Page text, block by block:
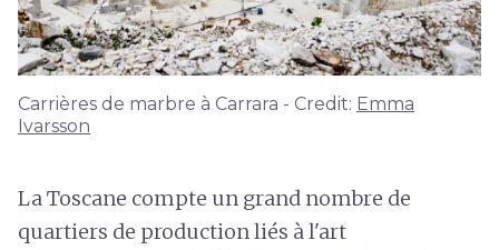
Carrières de marbre à Carrara - Credit: Emma
Ivarsson
La Toscane compte un grand nombre de
quartiers de production liés à l'art